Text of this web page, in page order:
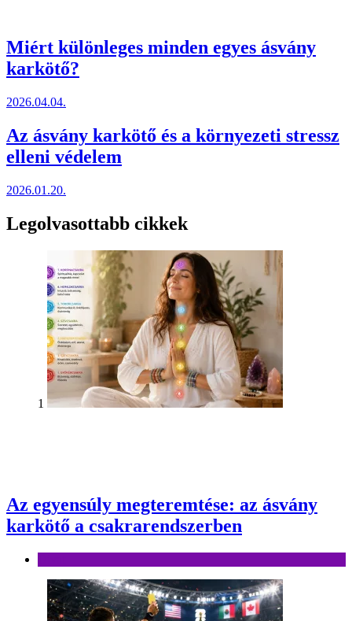
Miért különleges minden egyes ásvány
karkötő?
2026.04.04.
Az ásvány karkötő és a környezeti stressz
elleni védelem
2026.01.20.
Legolvasottabb cikkek
1
Az egyensúly megteremtése: az ásvány
karkötő a csakrarendszerben